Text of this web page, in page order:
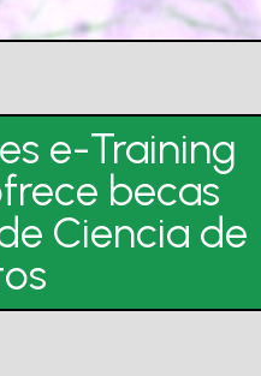
e-Training
becas
Ciencia de